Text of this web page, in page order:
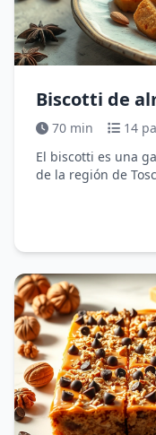
Biscotti de
70 min
14
El biscotti es una
de la región de